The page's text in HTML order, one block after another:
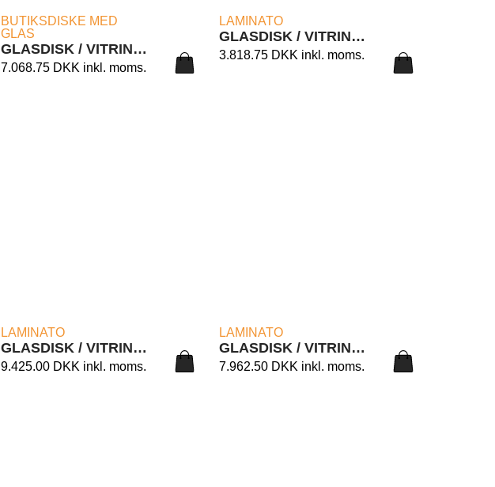
LÆS MERE
BUTIKSDISKE MED
GLAS
GLASDISK / VITRINE BLACK&WHITE 90/B
7.068.75 DKK inkl. moms.
LAMINATO
GLASDISK / VITRINE LAMINATO 10/AC
3.818.75 DKK inkl. moms.
LAMINATO
GLASDISK / VITRINE LAMINATO 160/C1
9.425.00 DKK inkl. moms.
LAMINATO
GLASDISK / VITRINE LAMINATO 160/C1C
7.962.50 DKK inkl. moms.